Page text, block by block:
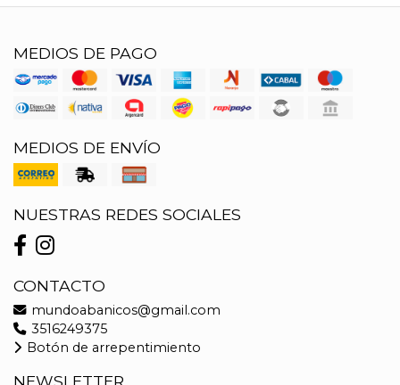
MEDIOS DE PAGO
MEDIOS DE ENVÍO
NUESTRAS REDES SOCIALES
CONTACTO
mundoabanicos@gmail.com
3516249375
Botón de arrepentimiento
NEWSLETTER